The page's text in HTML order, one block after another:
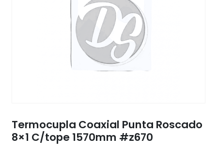
Termocupla Coaxial Punta Roscado
8×1 C/tope 1570mm #z670